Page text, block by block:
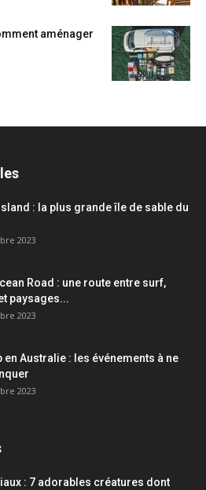
aménager
: la plus grande île de sable du
2023
Road : une route entre surf,
paysages...
2023
en Australie : les événements à ne
2023
: 7 adorables créatures dont